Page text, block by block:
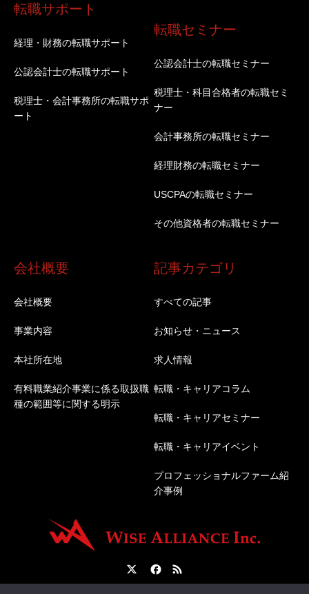
転職サポート
経理・財務の転職サポート
公認会計士の転職サポート
税理士・会計事務所の転職サポ
ート
転職セミナー
公認会計士の転職セミナー
税理士・科目合格者の転職セミ
ナー
会計事務所の転職セミナー
経理財務の転職セミナー
USCPAの転職セミナー
その他資格者の転職セミナー
会社概要
会社概要
事業内容
本社所在地
有料職業紹介事業に係る取扱職
種の範囲等に関する明示
記事カテゴリ
すべての記事
お知らせ・ニュース
求人情報
転職・キャリアコラム
転職・キャリアセミナー
転職・キャリアイベント
プロフェッショナルファーム紹
介事例